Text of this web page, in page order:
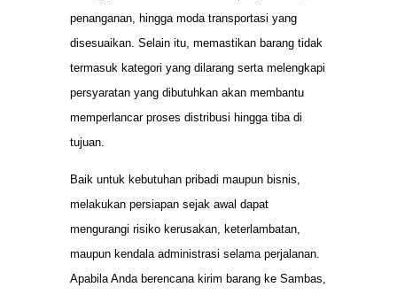
penanganan, hingga moda transportasi yang
disesuaikan. Selain itu, memastikan barang tidak
termasuk kategori yang dilarang serta melengkapi
persyaratan yang dibutuhkan akan membantu
memperlancar proses distribusi hingga tiba di
tujuan.
Baik untuk kebutuhan pribadi maupun bisnis,
melakukan persiapan sejak awal dapat
mengurangi risiko kerusakan, keterlambatan,
maupun kendala administrasi selama perjalanan.
Apabila Anda berencana kirim barang ke Sambas,